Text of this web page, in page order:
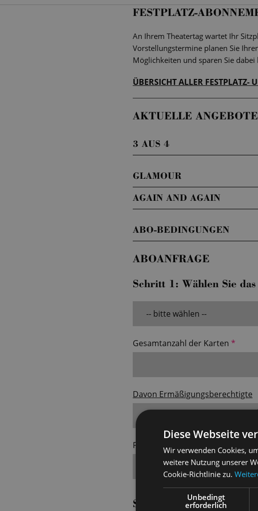
FESTPLATZ-
An Ihrem Theatertag wartet Ihr
Vorstellungstermine planen Sie
Möglichkeiten und sparen Sie
ÜBERSICHT ALLER FESTPLATZ-
AKTUELLE ANGEBOTE
3 AUS 4
GLAMOUR
AGAIN AND AGAIN
ABO-BEDINGUNGEN
ABOANFRAGE
Schritt 1: Wählen Sie
Gesamtanzahl der Karten
Davon Ermäßigungsberechtigte
Preisgruppe
Schritt 2: Geben Sie
Diese Webseite
Wir verwenden Cookies,
weitere Nutzung unserer
Cookie-Richtlinie zu.
Unbedingt
erforderlich